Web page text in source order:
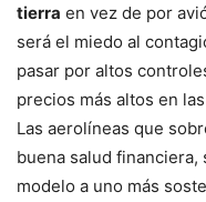
tierra en vez de por
será el miedo al
pasar por altos
precios más altos en
Las aerolíneas que
buena salud financiera,
modelo a uno más